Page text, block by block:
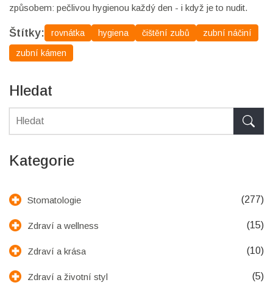
způsobem: pečlivou hygienou každý den - i když je to nudit.
Štítky: rovnátka hygiena čištění zubů zubní náčiní
zubní kámen
Hledat
Kategorie
Stomatologie (277)
Zdraví a wellness (15)
Zdraví a krása (10)
Zdraví a životní styl (5)